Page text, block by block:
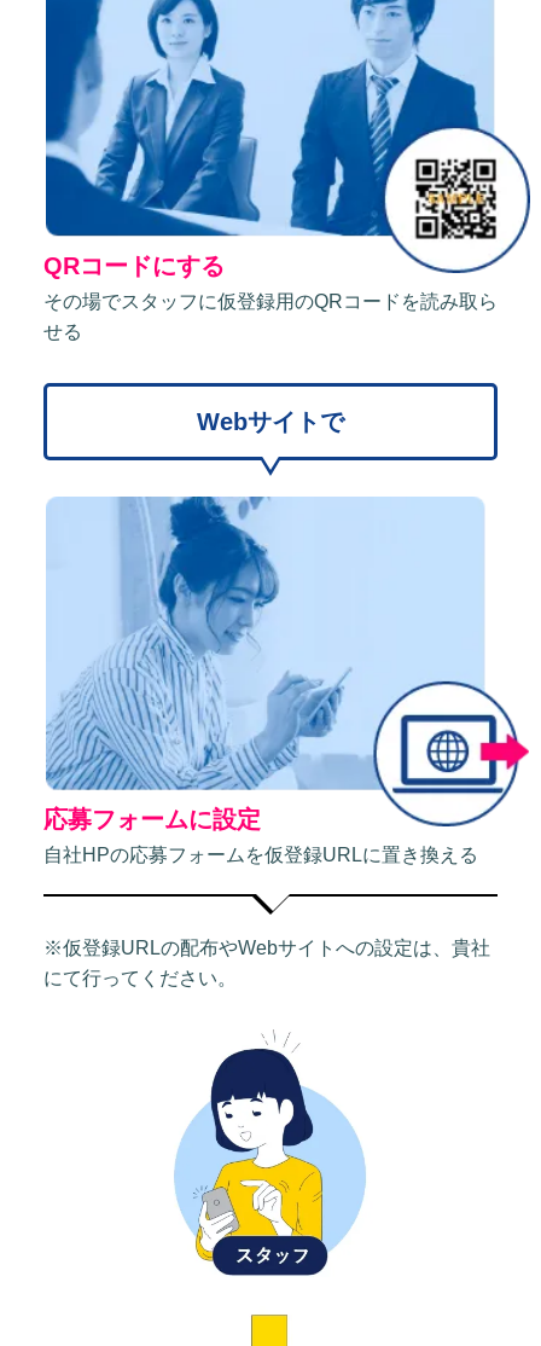
QRコードにする
その場でスタッフに仮登録用のQRコードを読み取ら
せる
Webサイトで
応募フォームに設定
自社HPの応募フォームを仮登録URLに置き換える
※仮登録URLの配布やWebサイトへの設定は、貴社
にて行ってください。